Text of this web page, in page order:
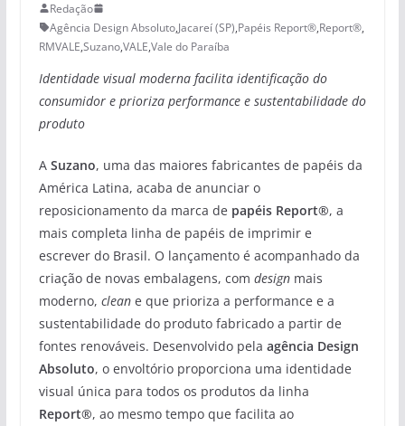
Redação
Agência Design Absoluto,Jacareí (SP),Papéis Report®,Report®,
RMVALE,Suzano,VALE,Vale do Paraíba
Identidade visual moderna facilita identificação do
consumidor e prioriza performance e sustentabilidade do
produto
A Suzano, uma das maiores fabricantes de papéis da
América Latina, acaba de anunciar o
reposicionamento da marca de papéis Report®, a
mais completa linha de papéis de imprimir e
escrever do Brasil. O lançamento é acompanhado da
criação de novas embalagens, com designmais
moderno, clean e que prioriza a performance e a
sustentabilidade do produto fabricado a partir de
fontes renováveis. Desenvolvido pela agência Design
Absoluto, o envoltório proporciona uma identidade
visual única para todos os produtos da linha
Report®, ao mesmo tempo que facilita ao